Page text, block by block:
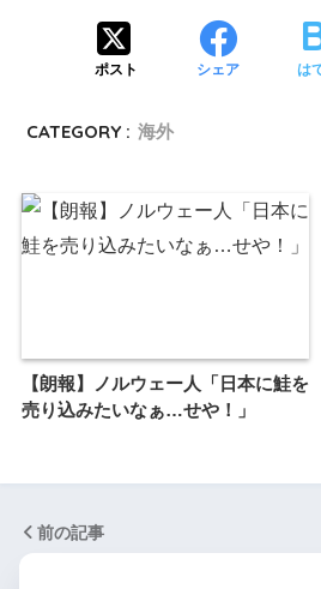
ポスト シェア は
CATEGORY : 海外
【朗報】ノルウェー人「日本に鮭を
売り込みたいなぁ…せや！」
前の記事